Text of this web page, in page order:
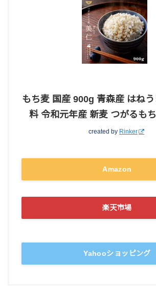
もち麦 国産 900g 青森産 はね
料 令和元年産 新麦 つがるも
created by Rinker
Amazon
楽天市場
Yahooショッピング